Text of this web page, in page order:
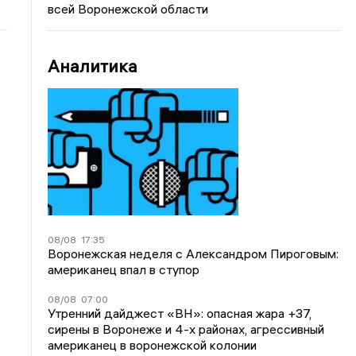
всей Воронежской области
Аналитика
08/08 17:35
Воронежская неделя с Александром Пироговым:
американец впал в ступор
08/08 07:00
Утренний дайджест «ВН»: опасная жара +37,
сирены в Воронеже и 4-х районах, агрессивный
американец в воронежской колонии